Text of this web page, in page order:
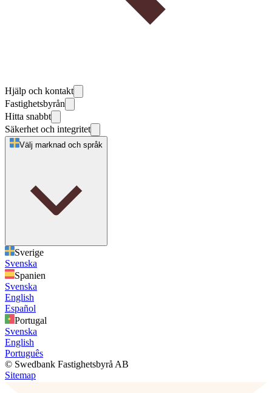
Hjälp och kontakt
Fastighetsbyrån
Hitta snabbt
Säkerhet och integritet
Välj marknad och språk
Sverige
Svenska
Spanien
Svenska
English
Español
Portugal
Svenska
English
Português
© Swedbank Fastighetsbyrå AB
Sitemap